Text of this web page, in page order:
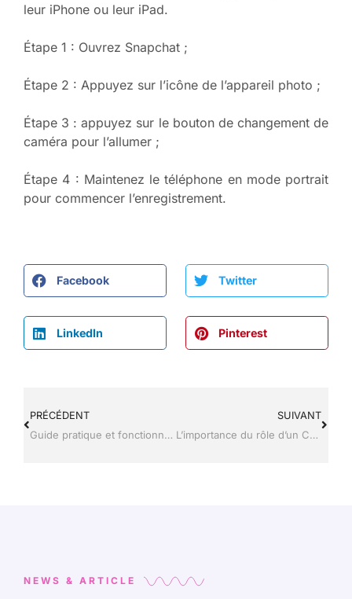
leur iPhone ou leur iPad.
Étape 1 : Ouvrez Snapchat ;
Étape 2 : Appuyez sur l’icône de l’appareil photo ;
Étape 3 : appuyez sur le bouton de changement de
caméra pour l’allumer ;
Étape 4 : Maintenez le téléphone en mode portrait
pour commencer l’enregistrement.
Facebook Twitter
LinkedIn Pinterest
PRÉCÉDENT
Guide pratique et fonctionnement de Famileo
SUIVANT
L’importance du rôle d’un Community manager
NEWS & ARTICLE